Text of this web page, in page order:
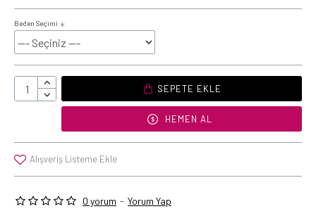
0 yorum - Yorum Yap
Beden Seçimi
SEPETE EKLE
HEMEN AL
Alışveriş Listeme Ekle